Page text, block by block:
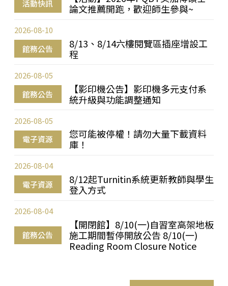
活動快訊
論文推薦開跑，歡迎師生參與~
館務公告
8/13、8/14六樓閱覽區插座增設工
程
2026-08-10
館務公告
【影印機公告】影印機多元支付系
統升級與功能調整通知
2026-08-05
電子資源
您可能被停權！請勿大量下載資料
庫！
2026-08-05
電子資源
8/12起Turnitin系統更新教師與學生
登入方式
2026-08-04
館務公告
【開閉館】8/10(一)自習室高架地板
施工期間暫停開放公告 8/10(一)
Reading Room Closure Notice
2026-08-04